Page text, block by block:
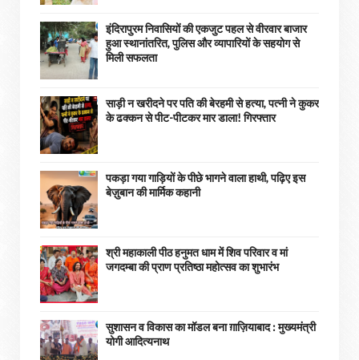
इंदिरापुरम निवासियों की एकजुट पहल से वीरवार बाजार
हुआ स्थानांतरित, पुलिस और व्यापारियों के सहयोग से
मिली सफलता
साड़ी न खरीदने पर पति की बेरहमी से हत्या, पत्नी ने कुकर
के ढक्कन से पीट-पीटकर मार डाला! गिरफ्तार
पकड़ा गया गाड़ियों के पीछे भागने वाला हाथी, पढ़िए इस
बेज़ुबान की मार्मिक कहानी
श्री महाकाली पीठ हनुमत धाम में शिव परिवार व मां
जगदम्बा की प्राण प्रतिष्ठा महोत्सव का शुभारंभ
सुशासन व विकास का मॉडल बना ग़ाज़ियाबाद : ​मुख्यमंत्री
योगी आदित्यनाथ